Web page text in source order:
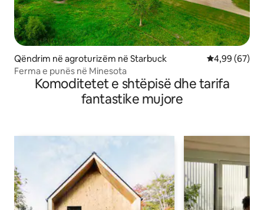
Qëndrim në agroturizëm në Starbuck Vlerësimi
4,99 (67)
Ferma e punës në Minesota
Komoditetet e shtëpisë dhe tarifa
fantastike mujore